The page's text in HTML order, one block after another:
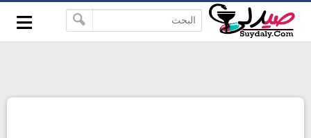
-->
google-site-verification=pbBDctPvwZJkSEHg2-
vmZ_yu86_9u3jQJgGN9H2FF9w
≡